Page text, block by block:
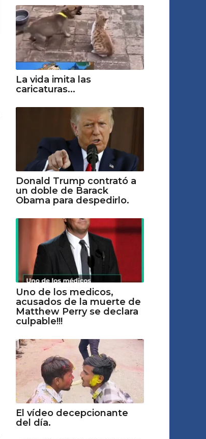
La vida imita las
caricaturas...
Donald Trump contrató a
un doble de Barack
Obama para despedirlo.
Uno de los medicos,
acusados de la muerte de
Matthew Perry se declara
culpable!!!
El vídeo decepcionante
del día.